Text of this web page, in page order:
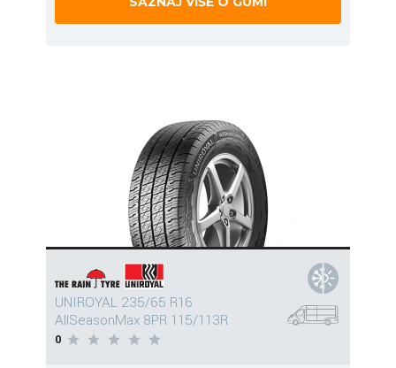
UNIROYAL 235/65 R16
AllSeasonMax 8PR 115/113R
0